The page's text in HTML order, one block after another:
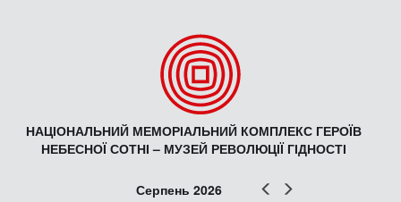
НАЦІОНАЛЬНИЙ МЕМОРІАЛЬНИЙ КОМПЛЕКС ГЕРОЇВ
НЕБЕСНОЇ СОТНІ – МУЗЕЙ РЕВОЛЮЦІЇ ГІДНОСТІ
Попер
Серпень 2026